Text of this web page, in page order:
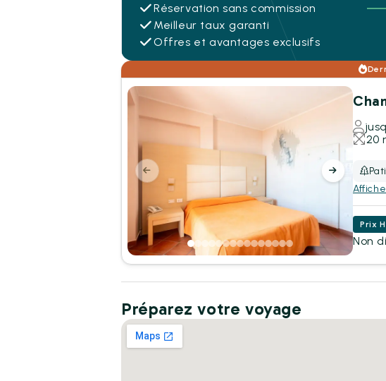
Réservation sans commission
Meilleur taux garanti
Offres et avantages exclusifs
20
Prix
Non
Préparez votre voyage